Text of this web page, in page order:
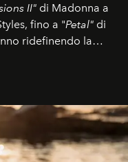
II" di Madonna a
fino a "Petal" di
ridefinendo la